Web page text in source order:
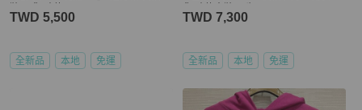
TWD 5,500
全新品 本地 免運
TWD 7,300
全新品 本地 免運